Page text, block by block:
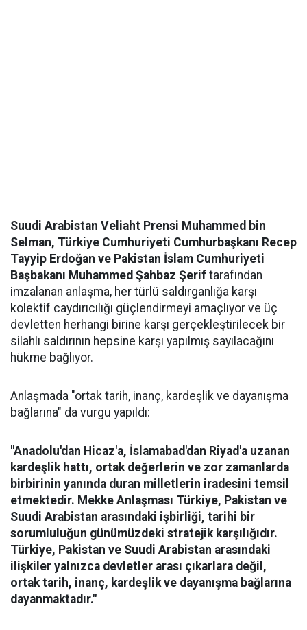
Suudi Arabistan Veliaht Prensi Muhammed bin
Selman, Türkiye Cumhuriyeti Cumhurbaşkanı Recep
Tayyip Erdoğan ve Pakistan İslam Cumhuriyeti
Başbakanı Muhammed Şahbaz Şerif tarafından
imzalanan anlaşma, her türlü saldırganlığa karşı
kolektif caydırıcılığı güçlendirmeyi amaçlıyor ve üç
devletten herhangi birine karşı gerçekleştirilecek bir
silahlı saldırının hepsine karşı yapılmış sayılacağını
hükme bağlıyor.
Anlaşmada "ortak tarih, inanç, kardeşlik ve dayanışma
bağlarına" da vurgu yapıldı:
"Anadolu'dan Hicaz'a, İslamabad'dan Riyad'a uzanan
kardeşlik hattı, ortak değerlerin ve zor zamanlarda
birbirinin yanında duran milletlerin iradesini temsil
etmektedir. Mekke Anlaşması Türkiye, Pakistan ve
Suudi Arabistan arasındaki işbirliği, tarihi bir
sorumluluğun günümüzdeki stratejik karşılığıdır.
Türkiye, Pakistan ve Suudi Arabistan arasındaki
ilişkiler yalnızca devletler arası çıkarlara değil,
ortak tarih, inanç, kardeşlik ve dayanışma bağlarına
dayanmaktadır."